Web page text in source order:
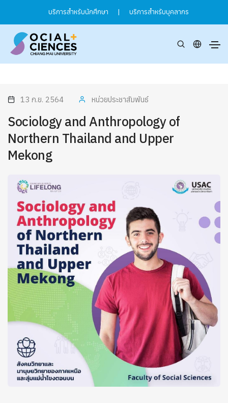
บริการสำหรับนักศึกษา | บริการสำหรับบุคลากร
13 ก.ย. 2564 หน่วยประชาสัมพันธ์
Sociology and Anthropology of
Northern Thailand and Upper
Mekong